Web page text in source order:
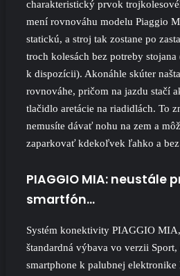
charakteristický prvok
mení rovnováhu modelu Piaggio
statickú, a stroj tak zostane po
troch kolesách bez potreby
k dispozícii). Akonáhle skúter
rovnováhe, pričom na jazdu stačí
tlačidlo aretácie na riadidlách. To
nemusíte dávať nohu na zem a
zaparkovať kdekoľvek ľahko a bez
PIAGGIO MIA: neustále
smartfón…
Systém konektivity PIAGGIO
štandardná výbava vo verzii
smartphone k palubnej elektronike